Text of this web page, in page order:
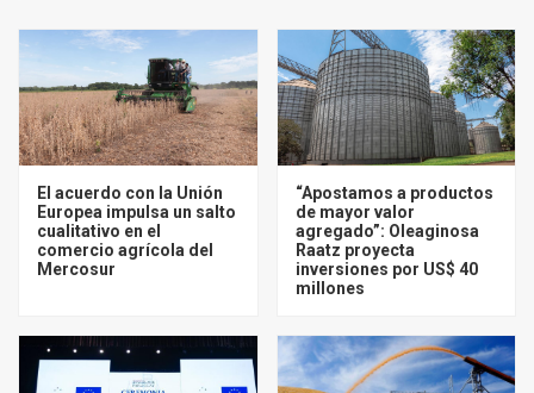
El acuerdo con la Unión
Europea impulsa un salto
cualitativo en el
comercio agrícola del
Mercosur
“Apostamos a productos
de mayor valor
agregado”: Oleaginosa
Raatz proyecta
inversiones por US$ 40
millones